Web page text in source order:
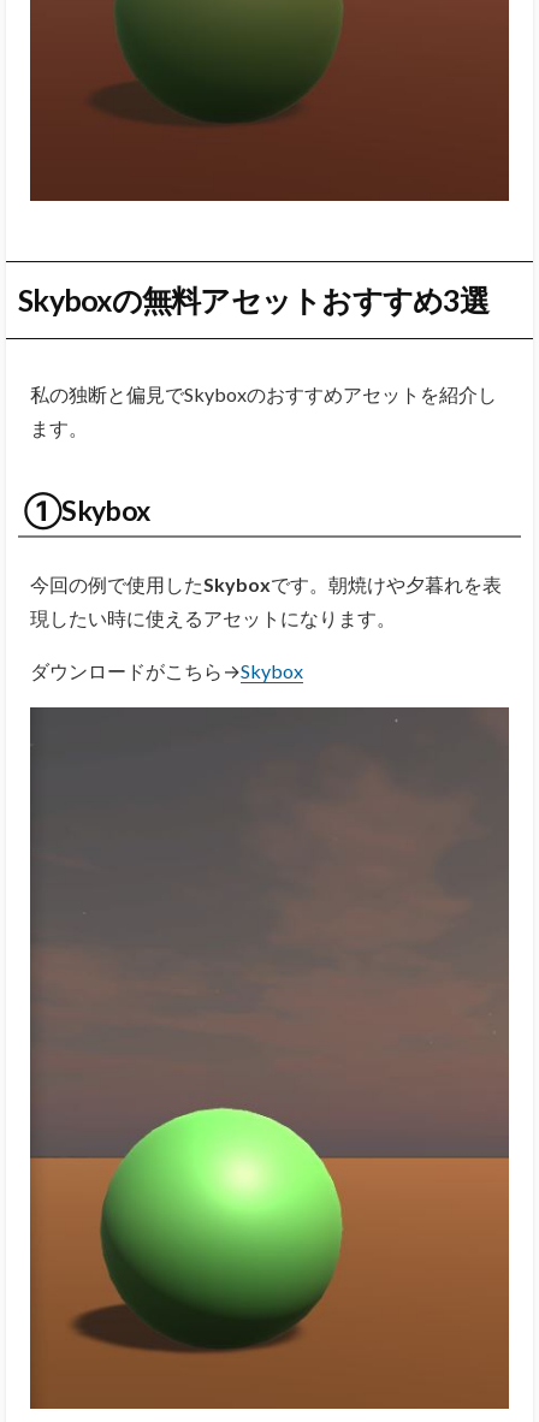
Skyboxの無料アセットおすすめ3選
私の独断と偏見でSkyboxのおすすめアセットを紹介し
ます。
①Skybox
今回の例で使用したSkyboxです。朝焼けや夕暮れを表
現したい時に使えるアセットになります。
ダウンロードがこちら→Skybox